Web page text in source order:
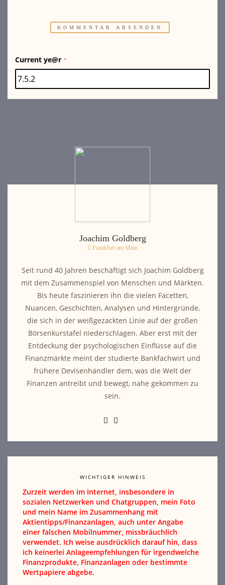
Current ye@r *
Joachim Goldberg
Frankfurt am Main
Seit rund 40 Jahren beschäftigt sich Joachim Goldberg
mit dem Zusammenspiel von Menschen und Märkten.
Bis heute faszinieren ihn die vielen Facetten,
Nuancen, Geschichten, Analysen und Hintergründe,
die sich in der weißgezackten Linie auf der großen
Börsenkurstafel niederschlagen. Aber erst mit der
Entdeckung der psychologischen Einflüsse auf die
Finanzmärkte meint der studierte Bankfachwirt und
frühere Devisenhändler dem, was die Welt der
Finanzen antreibt und bewegt, nahe gekommen zu
sein.
WICHTIGER HINWEIS
Zurzeit werden im Internet, insbesondere in
sozialen Netzwerken und Chatgruppen, mein Foto
und mein Name im Zusammenhang mit
Aktientipps/Finanzanlagen, auch unter Angabe
einer falschen Mobilnummer, missbräuchlich
verwendet. Ich weise ausdrücklich darauf hin, dass
ich keinerlei Anlageempfehlungen für irgendwelche
Finanzprodukte, Finanzanlagen oder bestimmte
Wertpapiere abgebe.